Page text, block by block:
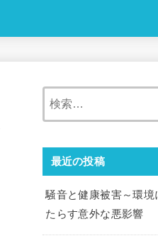
最近の投稿
騒音と健康被害～環境
たらす意外な悪影響